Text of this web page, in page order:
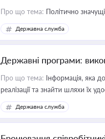
Про що тема: Політично
Державна служба
Державні програми:
Про що тема: Інформація, яка
реалізації та знайти шляхи їх
Державна служба